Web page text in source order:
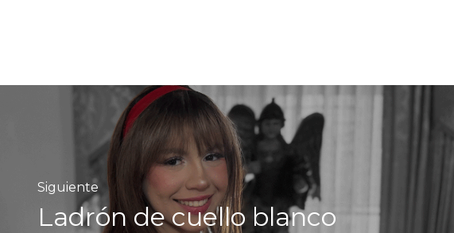
Siguiente
Ladrón de cuello blanco